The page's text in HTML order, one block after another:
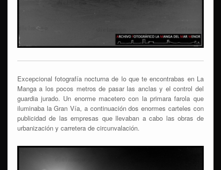
Excepcional fotografía nocturna de lo que te encontrabas en La
Manga a los pocos metros de pasar las anclas y el control del
guardia jurado. Un enorme macetero con la primara farola que
iluminaba la Gran Vía, a continuación dos enormes carteles con
publicidad de las empresas que llevaban a cabo las obras de
urbanización y carretera de circunvalación.